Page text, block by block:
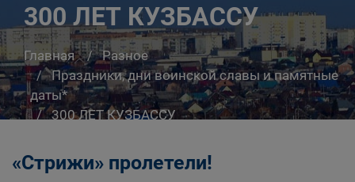
300 ЛЕТ КУЗБАССУ
Главная
Разное
Праздники, дни воинской славы и памятные
даты*
300 ЛЕТ КУЗБАССУ
«Стрижи» пролетели!